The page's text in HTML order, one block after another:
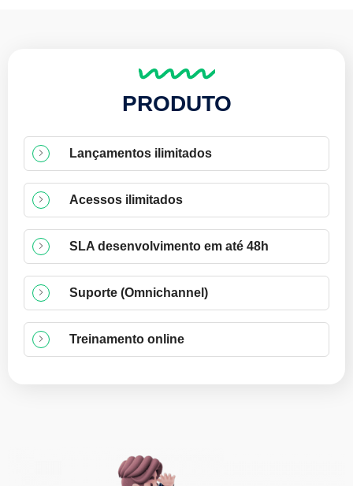
PRODUTO
Lançamentos ilimitados
Acessos ilimitados
SLA desenvolvimento em até 48h
Suporte (Omnichannel)
Treinamento online